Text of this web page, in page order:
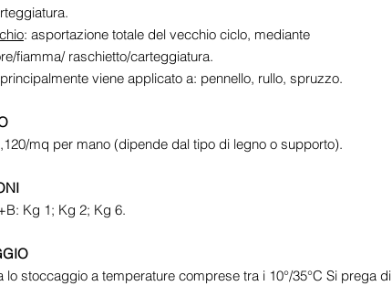
: asportazione totale del vecchio ciclo, mediante
fiamma/ raschietto/carteggiatura.
viene applicato a: pennello, rullo, spruzzo.
mq per mano (dipende dal tipo di legno o supporto).
Kg 1; Kg 2; Kg 6.
lo stoccaggio a temperature comprese tra i 10°/35°C Si prega di